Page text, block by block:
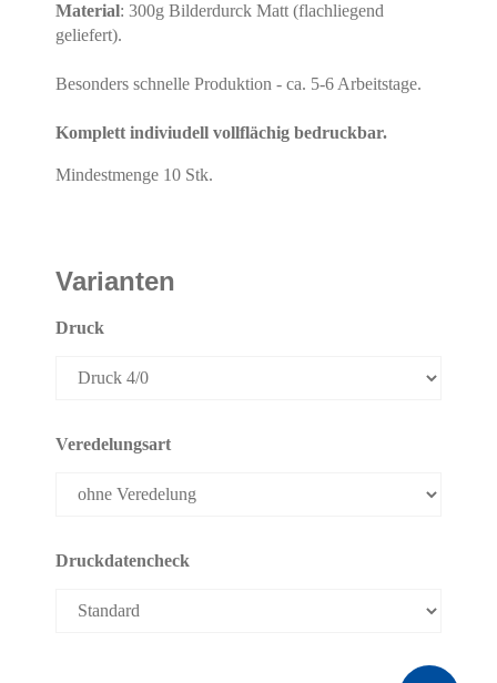
Material: 300g Bilderdurck Matt (flachliegend
geliefert).
Besonders schnelle Produktion - ca. 5-6 Arbeitstage.
Komplett indiviudell vollflächig bedruckbar.
Mindestmenge 10 Stk.
Varianten
Druck
Veredelungsart
Druckdatencheck